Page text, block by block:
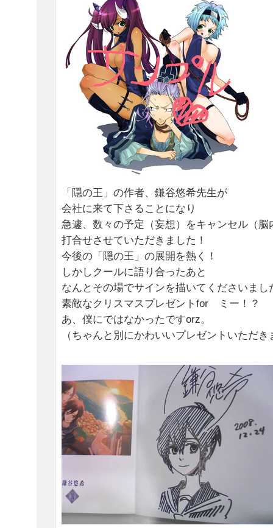
「隠の王」の作者、鎌谷悠希先生が
会社に来て下さることになり
急遽、数々の予定（妄想）をキャンセル（脳
打合せさせていただきました！
今後の「隠の王」の展開を熱く！
しかしクールに語り合ったあと
なんとその場でサインを描いてくださいまし
素敵なクリスマスプレゼントfor ミー！？
あ、僕にではなかったですorz。
（ちゃんと別にかわいいプレゼントいただ